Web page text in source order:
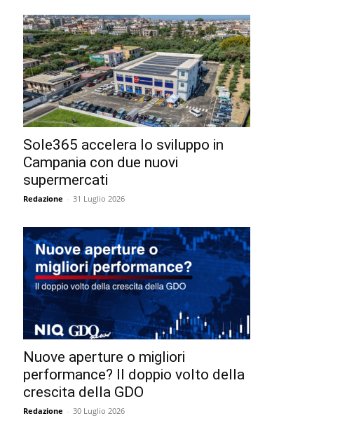
Sole365 accelera lo sviluppo in
Campania con due nuovi
supermercati
Redazione - 31 Luglio 2026
Nuove aperture o migliori
performance? Il doppio volto della
crescita della GDO
Redazione - 30 Luglio 2026